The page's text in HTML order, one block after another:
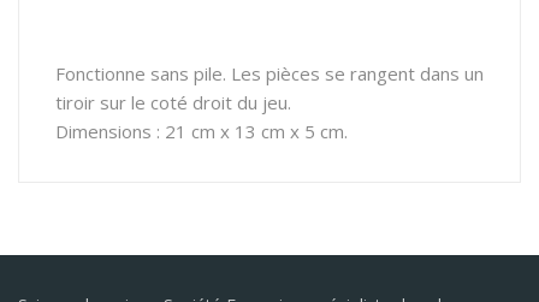
Fonctionne sans pile. Les pièces se rangent dans un
tiroir sur le coté droit du jeu.
Dimensions : 21 cm x 13 cm x 5 cm.